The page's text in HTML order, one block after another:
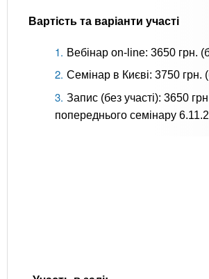
Вартість та варіанти участі
Вебінар on-line: 3650 грн.
Семінар в Києві: 3750 грн.
Запис (без участі): 3650
попереднього семінару